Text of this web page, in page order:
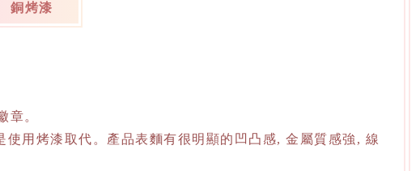
銅烤漆
章。
用烤漆取代。產品表麵有很明顯的凹凸感, 金屬質感強, 線